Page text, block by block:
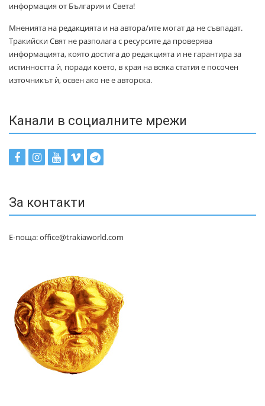
информация от България и Света!
Мненията на редакцията и на автора/ите могат да не съвпадат.
Тракийски Свят не разполага с ресурсите да проверява
информацията, която достига до редакцията и не гарантира за
истинността ѝ, поради което, в края на всяка статия е посочен
източникът ѝ, освен ако не е авторска.
Канали в социалните мрежи
За контакти
Е-поща: office@trakiaworld.com